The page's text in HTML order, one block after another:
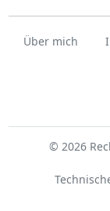
Über mich
© 2026